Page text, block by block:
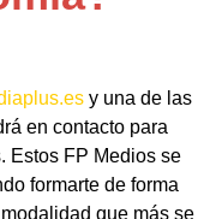
y una de las
en contacto para
Estos FP Medios se
formarte de forma
que más se